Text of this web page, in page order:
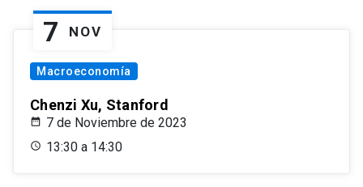
7 NOV
Macroeconomía
Chenzi Xu, Stanford
7 de Noviembre de 2023
13:30 a 14:30